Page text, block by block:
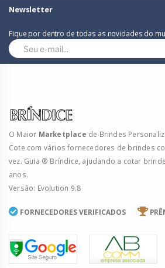
Newsletter
Fique por dentro de todas as novidades do
O Maior Marketplace de Brindes
Cote com vários fornecedores de brindes
vez. Guia ® Bríndice, ajudando a cotar
anos.
Versão: Evolution 9.8
FORNECEDORES VERIFICADOS